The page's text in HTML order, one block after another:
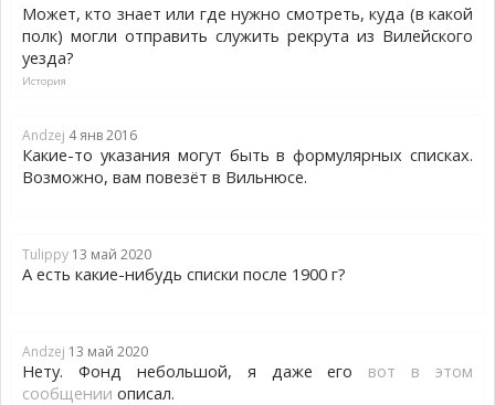
Может, кто знает или где нужно смотреть, куда (в какой
полк) могли отправить служить рекрута из Вилейского
уезда?
История
Andzej 4 янв 2016
Какие-то указания могут быть в формулярных списках.
Возможно, вам повезёт в Вильнюсе.
Tulippy 13 май 2020
А есть какие-нибудь списки после 1900 г?
Andzej 13 май 2020
Нету. Фонд небольшой, я даже его вот в этом
сообщении описал.